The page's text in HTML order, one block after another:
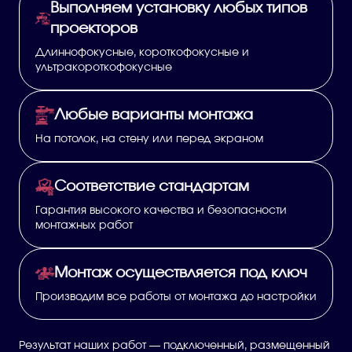
Выполняем установку любых типов
проекторов
Длиннофокусные, короткофокусные и
ультракороткофокусные
Любые варианты монтажа
На потолок, на стену или перед экраном
Соответствие стандартам
Гарантия высокого качества и безопасности
монтажных работ
Монтаж осуществляется под ключ
Производим все работы от монтажа до настройки
Результат наших работ — подключенный, размещенный